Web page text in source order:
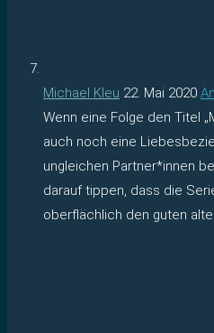
Michael Kleu 22. Mai 2020
Wenn eine Folge den Titel
auch noch eine
ungleichen Partner*innen
darauf tippen, dass die
oberflächlich den guten